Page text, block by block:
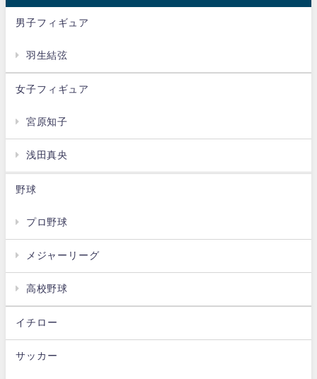
男子フィギュア
羽生結弦
女子フィギュア
宮原知子
浅田真央
野球
プロ野球
メジャーリーグ
高校野球
イチロー
サッカー